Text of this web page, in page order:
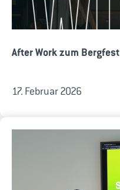
After Work zum Bergfest
17. Februar 2026